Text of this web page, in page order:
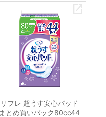
リフレ 超うす安心パッド
まとめ買いパック80cc44